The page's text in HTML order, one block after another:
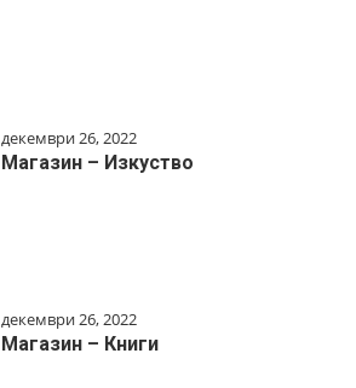
декември 26, 2022
Магазин – Изкуство
декември 26, 2022
Магазин – Книги